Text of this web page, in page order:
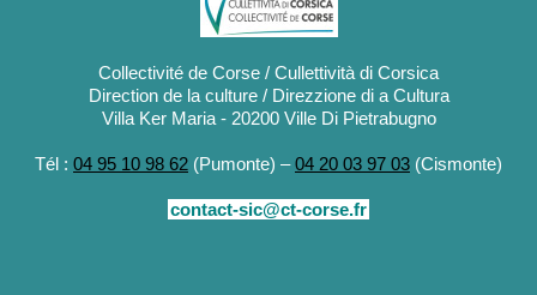
Collectivité de Corse / Cullettività di Corsica
Direction de la culture / Direzzione di a Cultura
Villa Ker Maria - 20200 Ville Di Pietrabugno
Tél : 04 95 10 98 62 (Pumonte) –04 20 03 97 03 (Cismonte)
contact-sic@ct-corse.fr